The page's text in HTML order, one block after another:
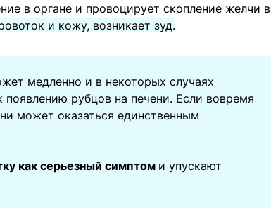
в органе и провоцирует скопление желчи в
и кожу, возникает зуд.
медленно и в некоторых случаях
рубцов на печени. Если вовремя
может оказаться единственным
как серьезный симптом и упускают